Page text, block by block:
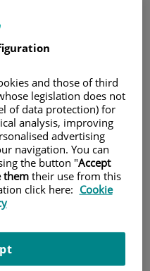
and those of third
legislation does not
of data protection) for
analysis, improving
advertising
navigation. You can
the button "Accept
them their use from this
click here: Cookie